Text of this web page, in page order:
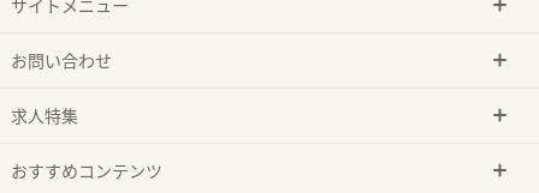
お問い合わせ
求人特集
おすすめコンテンツ